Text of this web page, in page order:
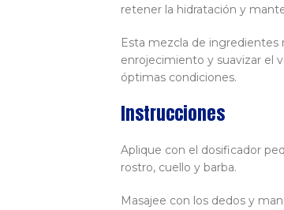
retener la hidratación y
Esta mezcla de ingredientes
enrojecimiento y suavizar el
óptimas condiciones.
Instrucciones
Aplique con el dosificador
rostro, cuello y barba.
Masajee con los dedos y